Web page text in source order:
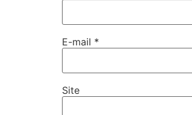
E-mail *
Site